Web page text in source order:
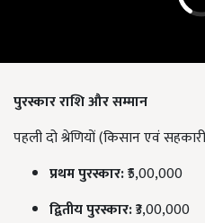
पुरस्कार राशि और सम्मान
पहली दो श्रेणियों (किसान एवं
प्रथम पुरस्कार:₹5,00,000
द्वितीय पुरस्कार:₹3,00,000